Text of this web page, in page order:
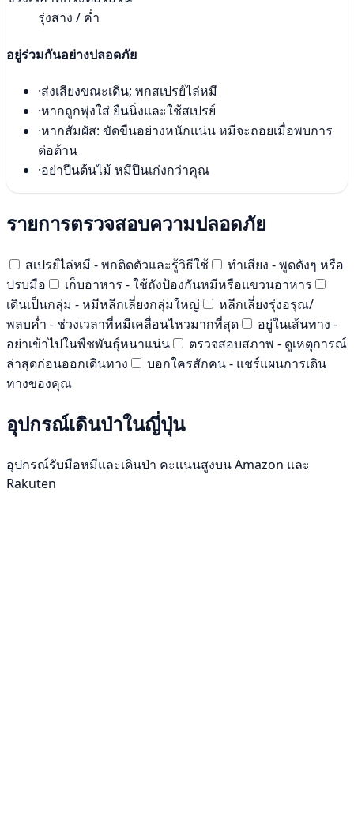
รุ่งสาง / ค่ำ
อยู่ร่วมกันอย่างปลอดภัย
·ส่งเสียงขณะเดิน; พกสเปรย์ไล่หมี
·หากถูกพุ่งใส่ ยืนนิ่งและใช้สเปรย์
·หากสัมผัส: ขัดขืนอย่างหนักแน่น หมีจะถอยเมื่อพบการ
ต่อต้าน
·อย่าปีนต้นไม้ หมีปีนเก่งกว่าคุณ
รายการตรวจสอบความปลอดภัย
สเปรย์ไล่หมี - พกติดตัวและรู้วิธีใช้
ทำเสียง - พูดดังๆ หรือ
ปรบมือ
เก็บอาหาร - ใช้ถังป้องกันหมีหรือแขวนอาหาร
เดินเป็นกลุ่ม - หมีหลีกเลี่ยงกลุ่มใหญ่
หลีกเลี่ยงรุ่งอรุณ/
พลบค่ำ - ช่วงเวลาที่หมีเคลื่อนไหวมากที่สุด
อยู่ในเส้นทาง -
อย่าเข้าไปในพืชพันธุ์หนาแน่น
ตรวจสอบสภาพ - ดูเหตุการณ์
ล่าสุดก่อนออกเดินทาง
บอกใครสักคน - แชร์แผนการเดิน
ทางของคุณ
อุปกรณ์เดินป่าในญี่ปุ่น
อุปกรณ์รับมือหมีและเดินป่า คะแนนสูงบน Amazon และ
Rakuten